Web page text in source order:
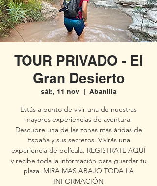
TOUR PRIVADO - El
Gran Desierto
sáb, 11 nov
  |
Abanilla
Estás a punto de vivir una de nuestras
mayores experiencias de aventura.
Descubre una de las zonas más áridas de
España y sus secretos. Vivirás una
experiencia de película. REGISTRATE AQUÍ
y recibe toda la información para guardar tu
plaza. MIRA MAS ABAJO TODA LA
INFORMACIÓN